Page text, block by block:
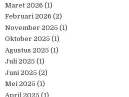
Maret 2026 (1)
Februari 2026 (2)
November 2025 (1)
Oktober 2025 (1)
Agustus 2025 (1)
Juli 2025 (1)
Juni 2025 (2)
Mei 2025 (1)
April 2025 (1)